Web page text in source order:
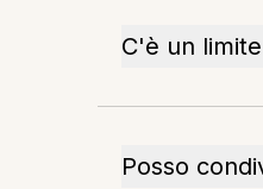
C'è un
Posso